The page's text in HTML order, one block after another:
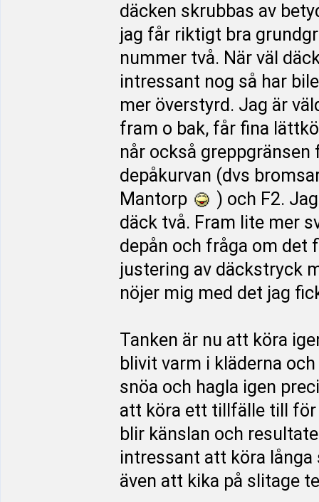
däcken skrubbas av
jag får riktigt bra
nummer två. När väl
intressant nog så har
mer överstyrd. Jag är
fram o bak, får fina
når också
depåkurvan (dvs
Mantorp
) och F2.
däck två. Fram lite mer
depån och fråga om det
justering av däckstryck
nöjer mig med det jag
Tanken är nu att köra
blivit varm i kläderna
snöa och hagla igen
att köra ett tillfälle till
blir känslan och
intressant att köra
även att kika på slitage